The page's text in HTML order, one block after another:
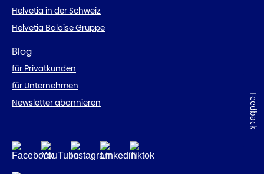
Helvetia in der Schweiz
Helvetia Baloise Gruppe
Blog
für Privatkunden
für Unternehmen
Newsletter abonnieren
Feedback